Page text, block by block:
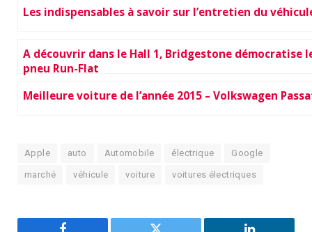
Les indispensables à savoir sur l’entretien du
A découvrir dans le Hall 1, Bridgestone démocratise
pneu Run-Flat
Meilleure voiture de l’année 2015 – Volkswagen
Apple auto Automobile électrique Google
marché véhicule voiture voitures électriques